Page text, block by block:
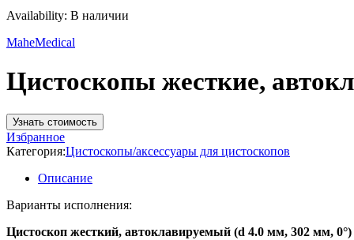
Availability: В наличии
MaheMedical
Цистоскопы жесткие,
Узнать стоимость
Избранное
Категория:Цистоскопы/аксессуары для цистоскопов
Описание
Варианты исполнения:
Цистоскоп жесткий, автоклавируемый (d 4.0 мм, 302 мм,